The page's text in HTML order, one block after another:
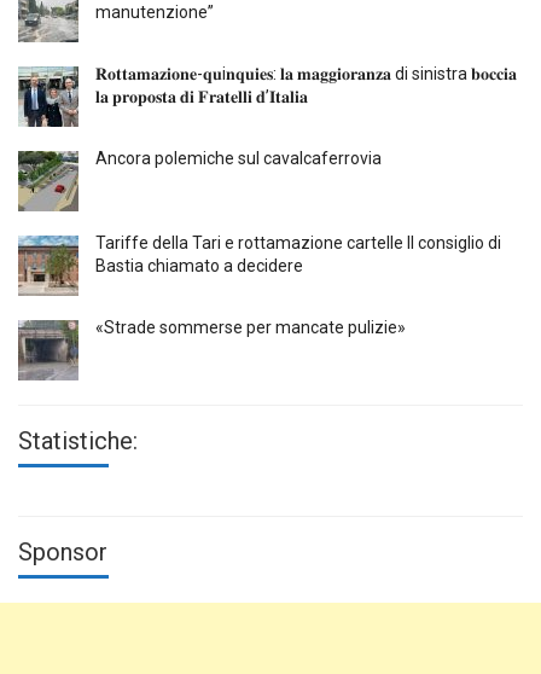
manutenzione”
𝐑𝐨𝐭𝐭𝐚𝐦𝐚𝐳𝐢𝐨𝐧𝐞-𝐪𝐮i𝐧𝐪𝐮𝐢𝐞𝐬: 𝐥𝐚 𝐦𝐚𝐠𝐠𝐢𝐨𝐫𝐚𝐧𝐳𝐚 di sinistra 𝐛𝐨𝐜𝐜𝐢𝐚
𝐥𝐚 𝐩𝐫𝐨𝐩𝐨𝐬𝐭𝐚 𝐝𝐢 𝐅𝐫𝐚𝐭𝐞𝐥𝐥𝐢 𝐝’𝐈𝐭𝐚𝐥𝐢𝐚
Ancora polemiche sul cavalcaferrovia
Tariffe della Tari e rottamazione cartelle Il consiglio di
Bastia chiamato a decidere
«Strade sommerse per mancate pulizie»
Statistiche:
Sponsor